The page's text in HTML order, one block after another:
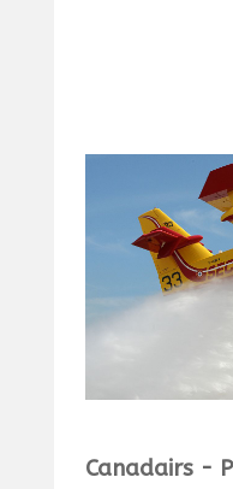
Canadairs -